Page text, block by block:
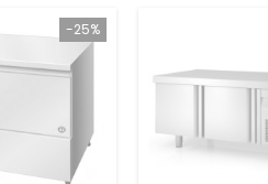
-25%